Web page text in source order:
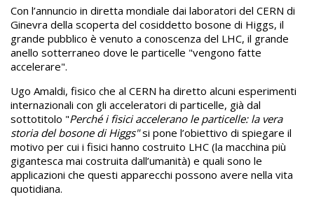
Con l’annuncio in diretta mondiale dai laboratori del CERN di
Ginevra della scoperta del cosiddetto bosone di Higgs, il
grande pubblico è venuto a conoscenza del LHC, il grande
anello sotterraneo dove le particelle "vengono fatte
accelerare".
Ugo Amaldi, fisico che al CERN ha diretto alcuni esperimenti
internazionali con gli acceleratori di particelle, già dal
sottotitolo "Perché i fisici accelerano le particelle: la vera
storia del bosone di Higgs"si pone l’obiettivo di spiegare il
motivo per cui i fisici hanno costruito LHC (la macchina più
gigantesca mai costruita dall’umanità) e quali sono le
applicazioni che questi apparecchi possono avere nella vita
quotidiana.